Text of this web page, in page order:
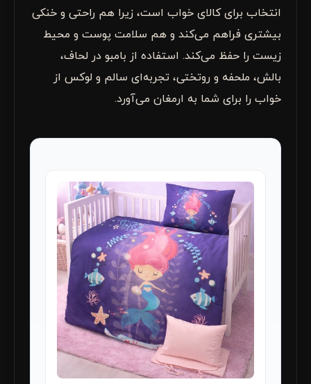
انتخاب برای کالای خواب است، زیرا هم راحتی و خنکی
بیشتری فراهم می‌کند و هم سلامت پوست و محیط
زیست را حفظ می‌کند. استفاده از بامبو در لحاف،
بالش، ملحفه و روتختی، تجربه‌ای سالم و لوکس از
خواب را برای شما به ارمغان می‌آورد.